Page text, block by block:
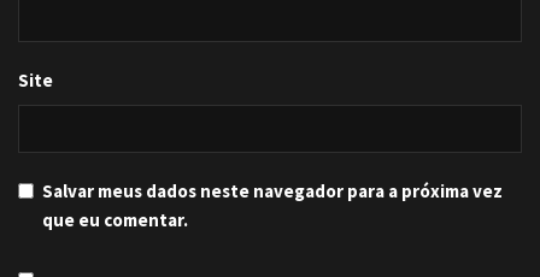
Site
Salvar meus dados neste navegador para a próxima vez
que eu comentar.